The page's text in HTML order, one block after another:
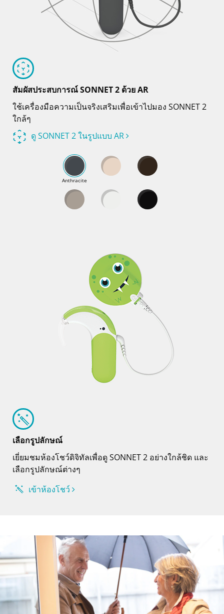
สัมผัสประสบการณ์ SONNET 2 ด้วย AR
ใช้เครื่องมือความเป็นจริงเสริมเพื่อเข้าไปมอง SONNET 2
ใกล้ๆ
ดู SONNET 2 ในรูปแบบ AR
Anthracite
เลือกรูปลักษณ์
เยี่ยมชมห้องโชว์ดิจิทัลเพื่อดู SONNET 2 อย่างใกล้ชิด และ
เลือกรูปลักษณ์ต่างๆ
เข้าห้องโชว์